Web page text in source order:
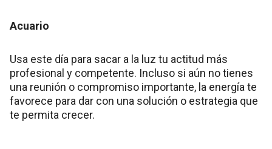
Acuario
Usa este día para sacar a la luz tu actitud más
profesional y competente. Incluso si aún no tienes
una reunión o compromiso importante, la energía te
favorece para dar con una solución o estrategia que
te permita crecer.